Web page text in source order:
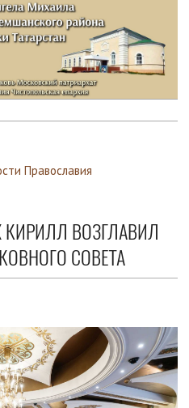
Православия
КИРИЛЛ ВОЗГЛАВИЛ
СОВЕТА